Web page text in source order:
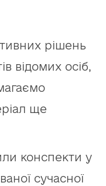
рішень
відомих осіб,
ще
конспекти у
сучасної